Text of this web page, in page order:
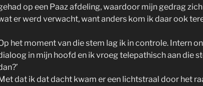
op een Paaz afdeling, waardoor mijn gedrag
er werd verwacht, want anders kom ik daar ook
het moment van die stem lag ik in controle. Intern
in mijn hoofd en ik vroeg telepathisch aan die
dat ik dat dacht kwam er een lichtstraal door het